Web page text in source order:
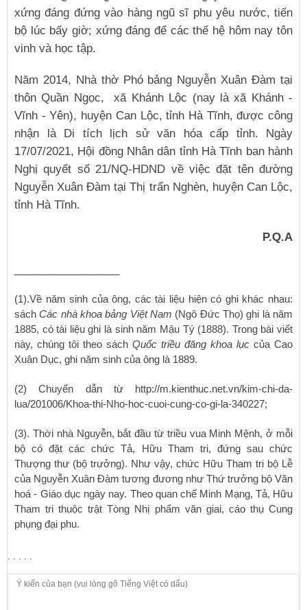
xứng đáng đứng vào hàng ngũ sĩ phu yêu nước, tiến
bộ lúc bấy giờ; xứng đáng để các thế hệ hôm nay tôn
vinh và học tập.
Năm 2014, Nhà thờ Phó bảng Nguyễn Xuân Đàm tại
thôn Quần Ngọc, xã Khánh Lộc (nay là xã Khánh -
Vĩnh - Yên), huyện Can Lộc, tỉnh Hà Tĩnh, được công
nhận là Di tích lịch sử văn hóa cấp tỉnh. Ngày
17/07/2021, Hội đồng Nhân dân tỉnh Hà Tĩnh ban hành
Nghị quyết số 21/NQ-HDND về việc đặt tên đường
Nguyễn Xuân Đàm tại Thị trấn Nghèn, huyện Can Lộc,
tỉnh Hà Tĩnh.
P.Q.A
(1).Về năm sinh của ông, các tài liệu hiện có ghi khác nhau:
sáchCác nhà khoa bảng Việt Nam (Ngô Đức Thọ) ghi là năm
1885, có tài liệu ghi là sinh năm Mậu Tý (1888). Trong bài viết
này, chúng tôi theo sách Quốc triều đăng khoa lục của Cao
Xuân Dục, ghi năm sinh của ông là 1889.
(2) Chuyển dẫn từ
http://m.kienthuc.net.vn/kim-chi-da-
lua/201006/Khoa-thi-Nho-hoc-cuoi-cung-co-gi-la-340227;
(3). Thời nhà Nguyễn, bắt đầu từ triều vua Minh Mệnh, ở mỗi
bộ có đặt các chức Tả, Hữu Tham tri, đứng sau chức
Thượng thư (bộ trưởng). Như vậy, chức Hữu Tham tri bộ Lễ
của Nguyễn Xuân Đàm tương đương như Thứ trưởng bộ Văn
hoá - Giáo dục ngày nay. Theo quan chế Minh Mạng, Tả, Hữu
Tham tri thuộc trật Tòng Nhị phẩm văn giai, cáo thụ Cung
phụng đại phu.
. . . . .